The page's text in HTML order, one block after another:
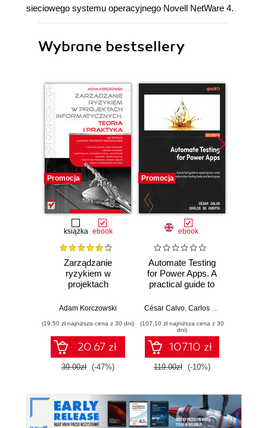
sieciowego systemu operacyjnego Novell NetWare 4.
Wybrane bestsellery
Promocja
książka ebook
Zarządzanie
ryzykiem w
projektach
Teoria i praktyka
Adam Korczowski
(19,50 zł najniższa cena z 30 dni)
20.67 zł
39.00zł (-47%)
Promocja
ebook
Automate Testing
for Power Apps. A
practical guide to
automation testing
techniques
César Calvo, Carlos de Huerta
(107,10 zł najniższa cena z 30
dni)
107.10 zł
119.00zł (-10%)